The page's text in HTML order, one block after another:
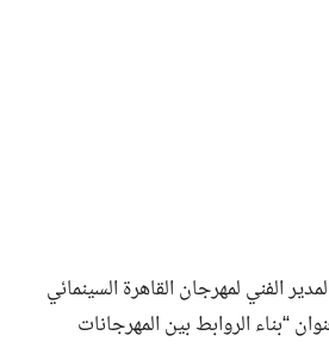
الفني لمهرجان القاهرة السينمائي
“بناء الروابط بين المهرجانات